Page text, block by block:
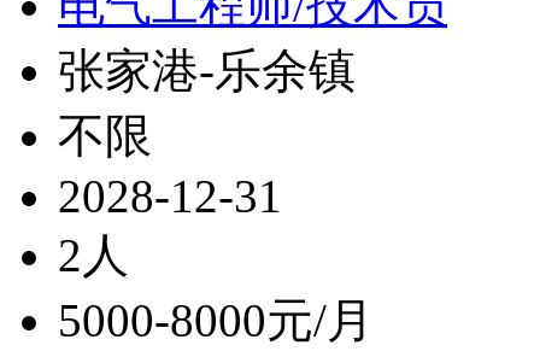
张家港-乐余镇
不限
2028-12-31
2人
5000-8000元/月